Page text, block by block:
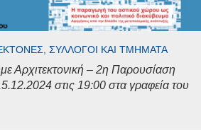
ΣΎΛΛΟΓΟΙ ΚΑΙ ΤΜΉΜΑΤΑ
Αρχιτεκτονική – 2η Παρουσίαση
στις 19:00 στα γραφεία του